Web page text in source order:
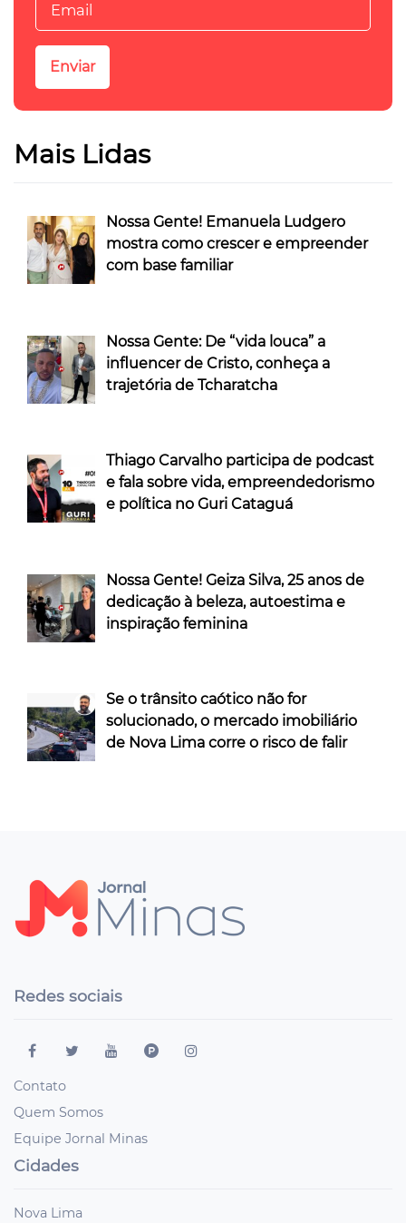
Mais Lidas
Nossa Gente! Emanuela Ludgero
mostra como crescer e empreender
com base familiar
Nossa Gente: De “vida louca” a
influencer de Cristo, conheça a
trajetória de Tcharatcha
Thiago Carvalho participa de podcast
e fala sobre vida, empreendedorismo
e política no Guri Cataguá
Nossa Gente! Geiza Silva, 25 anos de
dedicação à beleza, autoestima e
inspiração feminina
Se o trânsito caótico não for
solucionado, o mercado imobiliário
de Nova Lima corre o risco de falir
Redes sociais
Contato
Quem Somos
Equipe Jornal Minas
Cidades
Nova Lima